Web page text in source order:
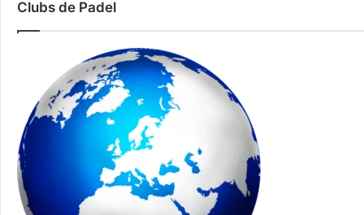
Clubs de Padel